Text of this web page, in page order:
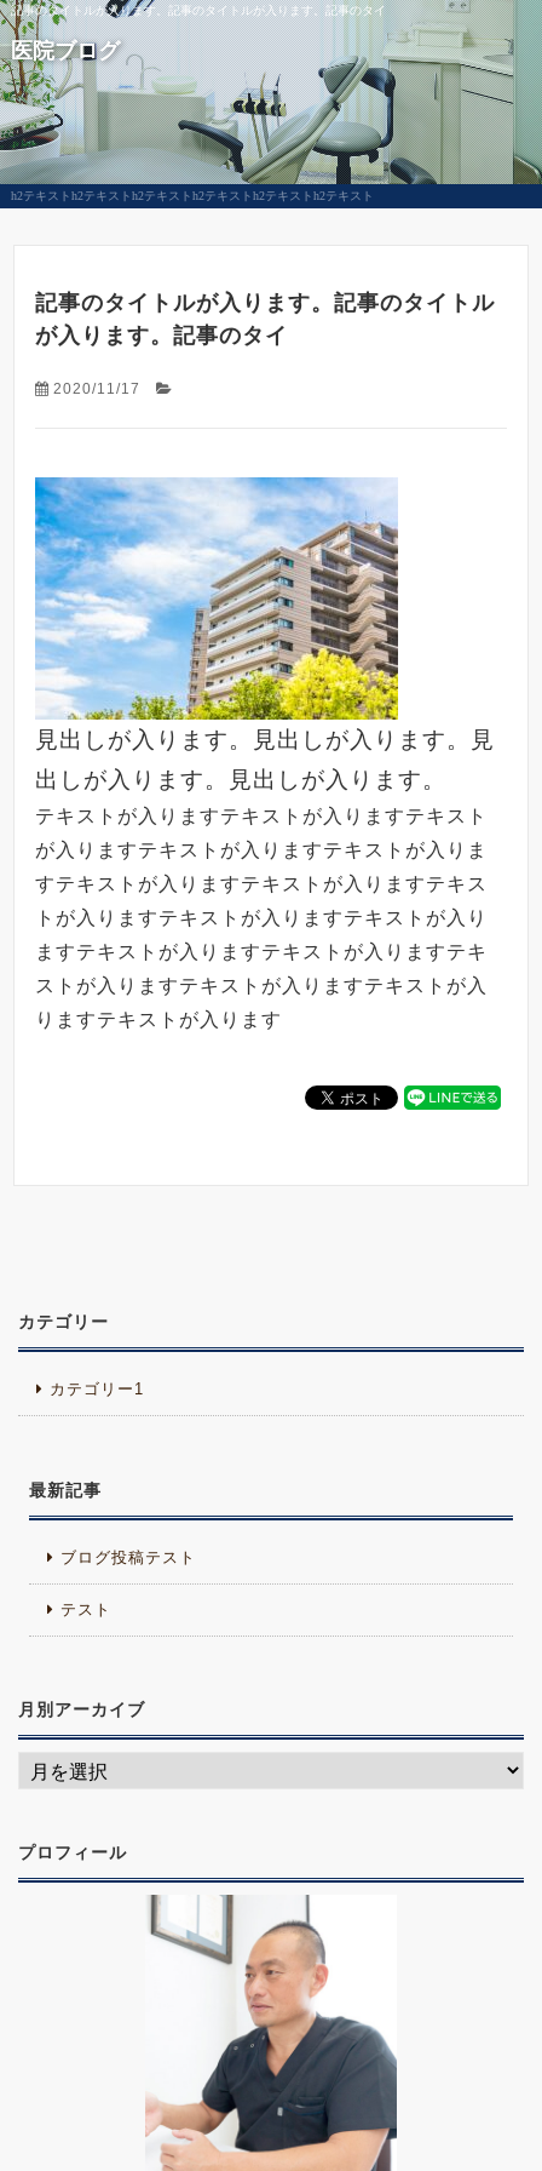
記事のタイトルが入ります。記事のタイトルが入ります。記事のタイ
医院ブログ
h2テキストh2テキストh2テキストh2テキストh2テキストh2テキスト
記事のタイトルが入ります。記事のタイトル
が入ります。記事のタイ
2020/11/17
見出しが入ります。見出しが入ります。見
出しが入ります。見出しが入ります。
テキストが入りますテキストが入りますテキスト
が入りますテキストが入りますテキストが入りま
すテキストが入りますテキストが入りますテキス
トが入りますテキストが入りますテキストが入り
ますテキストが入りますテキストが入りますテキ
ストが入りますテキストが入りますテキストが入
りますテキストが入ります
カテゴリー
カテゴリー1
最新記事
ブログ投稿テスト
テスト
月別アーカイブ
プロフィール